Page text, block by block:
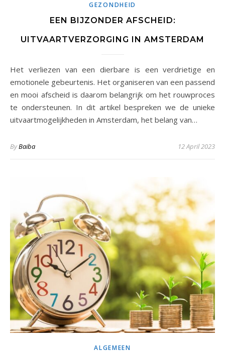
GEZONDHEID
EEN BIJZONDER AFSCHEID:
UITVAARTVERZORGING IN AMSTERDAM
Het verliezen van een dierbare is een verdrietige en
emotionele gebeurtenis. Het organiseren van een passend
en mooi afscheid is daarom belangrijk om het rouwproces
te ondersteunen. In dit artikel bespreken we de unieke
uitvaartmogelijkheden in Amsterdam, het belang van…
ByBaiba 12 April 2023
ALGEMEEN